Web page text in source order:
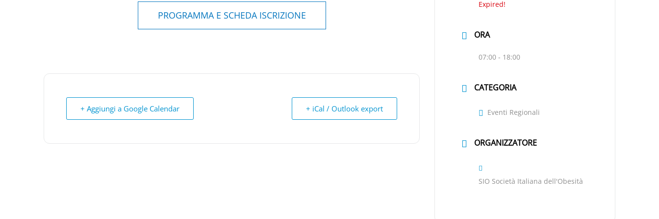
PROGRAMMA E SCHEDA ISCRIZIONE
+ Aggiungi a Google Calendar + iCal / Outlook export
Expired!
ORA
07:00 - 18:00
CATEGORIA
Eventi Regionali
ORGANIZZATORE
SIO Società Italiana dell'Obesità